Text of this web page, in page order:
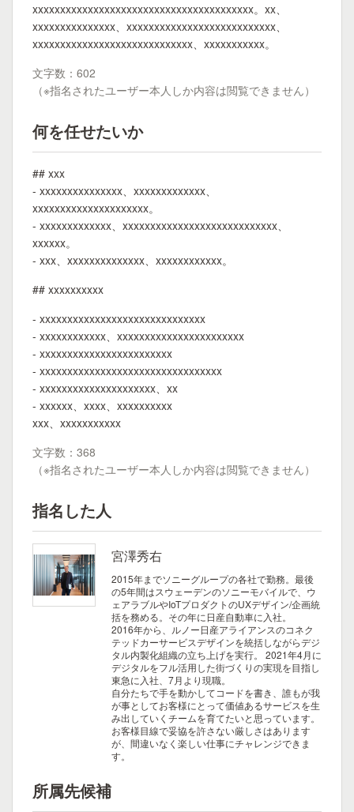
xxxxxxxxxxxxxxxxxxxxxxxxxxxxxxxxxxxxxxxx。xx、
xxxxxxxxxxxxxxx、xxxxxxxxxxxxxxxxxxxxxxxxxxx、
xxxxxxxxxxxxxxxxxxxxxxxxxxxxx、xxxxxxxxxxx。
文字数：602
（※指名されたユーザー本人しか内容は閲覧できません）
何を任せたいか
## xxx
- xxxxxxxxxxxxxxx、xxxxxxxxxxxxx、
xxxxxxxxxxxxxxxxxxxxx。
- xxxxxxxxxxxxx、xxxxxxxxxxxxxxxxxxxxxxxxxxxx、
xxxxxx。
- xxx、xxxxxxxxxxxxxx、xxxxxxxxxxxx。
## xxxxxxxxxx
- xxxxxxxxxxxxxxxxxxxxxxxxxxxxxx
- xxxxxxxxxxxx、xxxxxxxxxxxxxxxxxxxxxxx
- xxxxxxxxxxxxxxxxxxxxxxxx
- xxxxxxxxxxxxxxxxxxxxxxxxxxxxxxxxx
- xxxxxxxxxxxxxxxxxxxxx、xx
- xxxxxx、xxxx、xxxxxxxxxx
xxx、xxxxxxxxxxx
文字数：368
（※指名されたユーザー本人しか内容は閲覧できません）
指名した人
宮澤秀右
2015年までソニーグループの各社で勤務。最後
の5年間はスウェーデンのソニーモバイルで、ウ
ェアラブルやIoTプロダクトのUXデザイン/企画統
括を務める。その年に日産自動車に入社。
2016年から、ルノー日産アライアンスのコネク
テッドカーサービスデザインを統括しながらデジ
タル内製化組織の立ち上げを実行。 2021年4月に
デジタルをフル活用した街づくりの実現を目指し
東急に入社、7月より現職。
自分たちで手を動かしてコードを書き、誰もが我
が事としてお客様にとって価値あるサービスを生
み出していくチームを育てたいと思っています。
お客様目線で妥協を許さない厳しさはあります
が、間違いなく楽しい仕事にチャレンジできま
す。
所属先候補